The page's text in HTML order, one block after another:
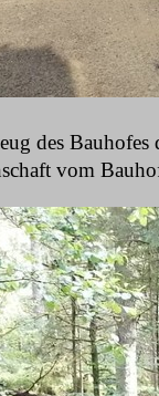
des Bauhofes
vom